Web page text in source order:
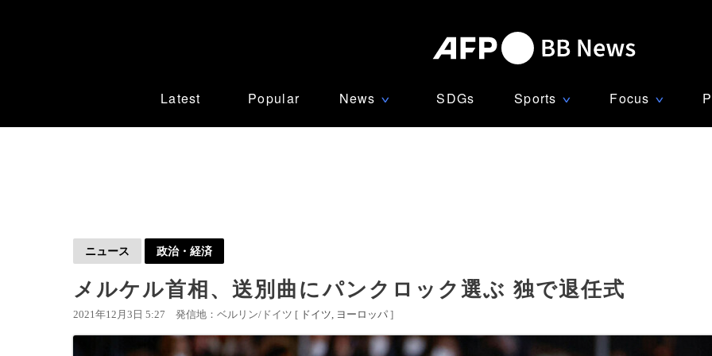
Latest Popular News ∨ SDGs Sports ∨ Focus ∨
ニュース 政治・経済
メルケル首相、送別曲にパンクロック選ぶ 独で退任式
2021年12月3日 5:27 発信地：ベルリン/ドイツ [ ドイツ ヨーロッパ ]